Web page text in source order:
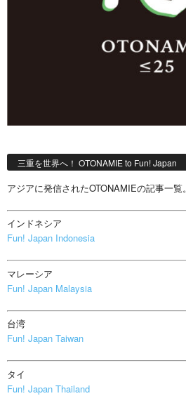
三重を世界へ！ OTONAMIE to Fun! Japan
アジアに発信されたOTONAMIEの記事一覧。
インドネシア
Fun! Japan Indonesia
マレーシア
Fun! Japan Malaysia
台湾
Fun! Japan Taiwan
タイ
Fun! Japan Thailand